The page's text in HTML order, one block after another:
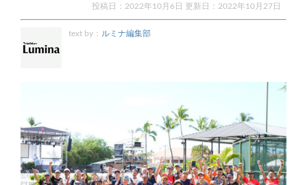
投稿日：2022年10月6日 更新日： 2022年10月27日
text by： ルミナ編集部